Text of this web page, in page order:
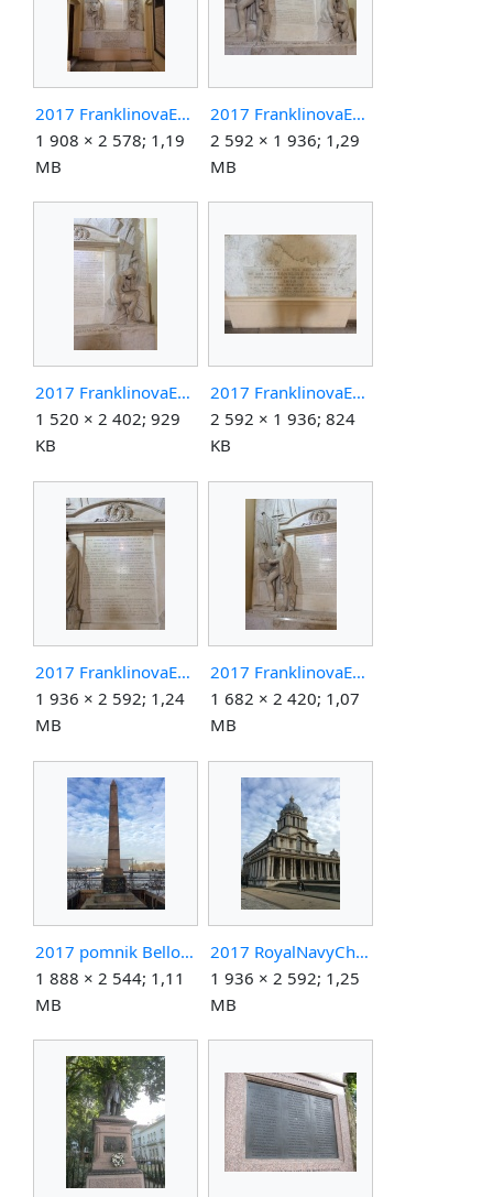
2017 FranklinovaExpedice pamatnik celek.jpg
1 908 × 2 578; 1,19
MB
2017 FranklinovaExpedice pamatnik detail.jpg
2 592 × 1 936; 1,29
MB
2017 FranklinovaExpedice pamatnik konec.jpg
1 520 × 2 402; 929
KB
2017 FranklinovaExpedice pamatnik nahrobek.jpg
2 592 × 1 936; 824
KB
2017 FranklinovaExpedice pamatnik napis.jpg
1 936 × 2 592; 1,24
MB
2017 FranklinovaExpedice pamatnik zacatek.jpg
1 682 × 2 420; 1,07
MB
2017 pomnik Bellot.jpg
1 888 × 2 544; 1,11
MB
2017 RoyalNavyChappel.jpg
1 936 × 2 592; 1,25
MB